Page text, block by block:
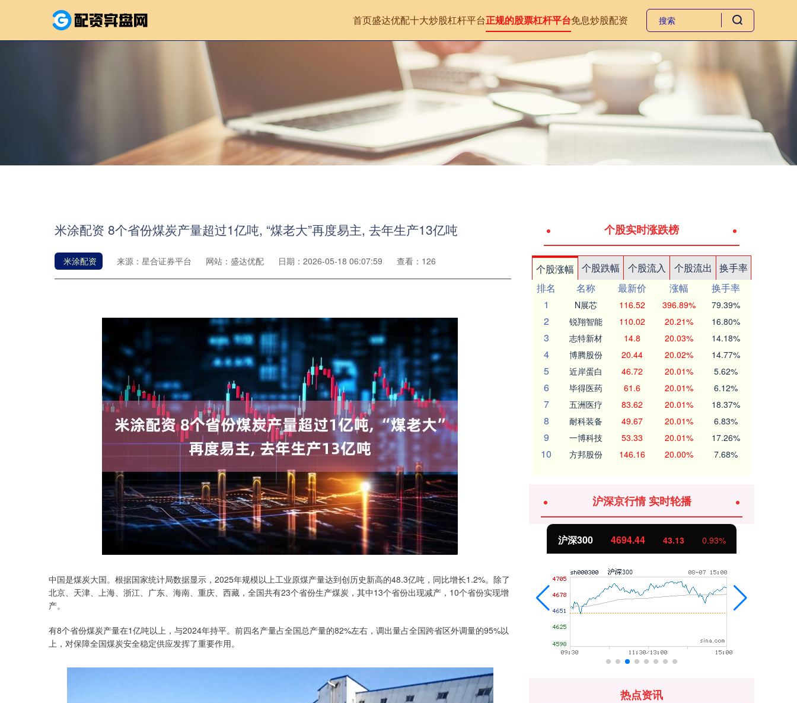
首页盛达优配十大炒股杠杆平台正规的股票杠杆平台免息炒股配资
米涂配资 8个省份煤炭产量超过1亿吨, “煤老大”再度易主, 去年生产13亿吨
米涂配资 来源：星合证券平台 网站：盛达优配 日期：2026-05-18 06:07:59 查看：126
中国是煤炭大国。根据国家统计局数据显示，2025年规模以上工业原煤产量达到创历史新高的48.3亿吨，同比增长1.2%。除了
北京、天津、上海、浙江、广东、海南、重庆、西藏，全国共有23个省份生产煤炭，其中13个省份出现减产，10个省份实现增
产。
有8个省份煤炭产量在1亿吨以上，与2024年持平。前四名产量占全国总产量的82%左右，调出量占全国跨省区外调量的95%以
上，对保障全国煤炭安全稳定供应发挥了重要作用。
个股实时涨跌榜
个股涨幅 个股跌幅 个股流入 个股流出
换手率
排名
名称 最新价 涨幅
换手率
1
N展芯 116.52 396.89% 79.39%
2 锐翔智能 110.02 20.21% 16.80%
3 志特新材 14.8 20.03% 14.18%
4 博腾股份 20.44 20.02% 14.77%
5 近岸蛋白 46.72 20.01% 5.62%
6 毕得医药 61.6 20.01% 6.12%
7 五洲医疗 83.62 20.01% 18.37%
8 耐科装备 49.67 20.01% 6.83%
9 一博科技 53.33 20.01% 17.26%
10 方邦股份 146.16 20.00% 7.68%
沪深京行情 实时轮播
14311.01 200.89 1.42% 沪深300 4694.44 北证50 1134.24 11.37 1.01%
热点资讯